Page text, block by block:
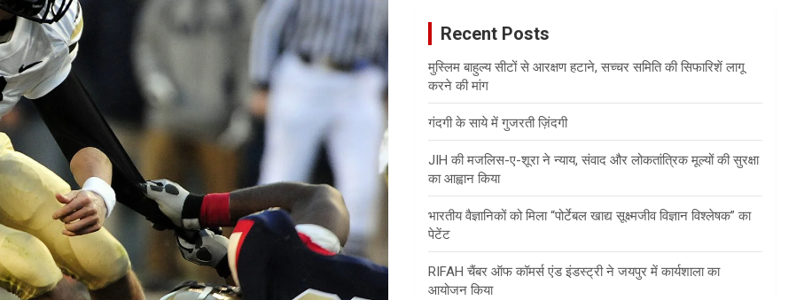
Recent Posts
मुस्लिम बाहुल्य सीटों से आरक्षण हटाने, सच्चर समिति की सिफारिशें लागू
करने की मांग
गंदगी के साये में गुजरती ज़िंदगी
JIH की मजलिस-ए-शूरा ने न्याय, संवाद और लोकतांत्रिक मूल्यों की सुरक्षा
का आह्वान किया
भारतीय वैज्ञानिकों को मिला “पोर्टेबल खाद्य सूक्ष्मजीव विज्ञान विश्लेषक” का
पेटेंट
RIFAH चैंबर ऑफ कॉमर्स एंड इंडस्ट्री ने जयपुर में कार्यशाला का
आयोजन किया